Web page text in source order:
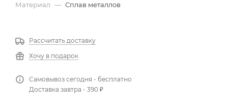
Материал — Сплав металлов
Рассчитать доставку
Хочу в подарок
Самовывоз сегодня - бесплатно
Доставка завтра - 390 ₽